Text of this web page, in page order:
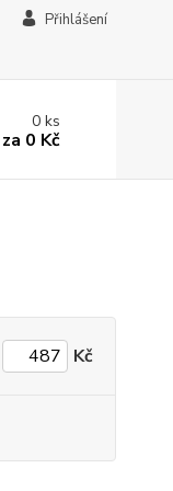
Přihlášení
0ks
za 0 Kč
Kč